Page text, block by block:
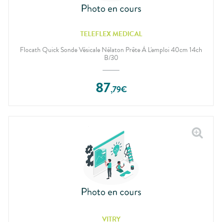
TELEFLEX MEDICAL
Flocath Quick Sonde Vésicale Nélaton Prête À L'emploi 40cm 14ch
B/30
87,79€
VITRY